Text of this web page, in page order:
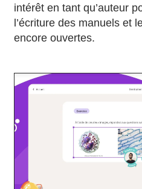
intérêt en tant qu’auteur
l’écriture des manuels et
encore ouvertes.